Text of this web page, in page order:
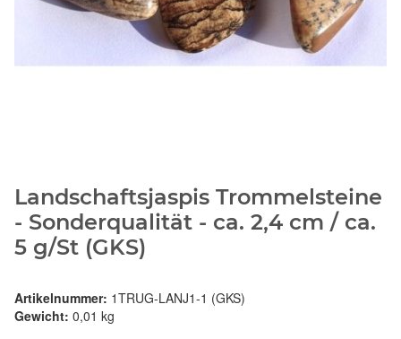
Landschaftsjaspis Trommelsteine
- Sonderqualität - ca. 2,4 cm / ca.
5 g/St (GKS)
Artikelnummer: 1TRUG-LANJ1-1 (GKS)
Gewicht: 0,01 kg